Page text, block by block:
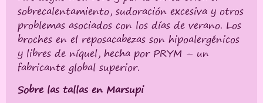
sobrecalentamiento, sudoración excesiva y otros
problemas asociados con los días de verano. Los
broches en el reposacabezas son hipoalergénicos
y libres de níquel, hecha por PRYM – un
fabricante global superior.
Sobre las tallas en Marsupi